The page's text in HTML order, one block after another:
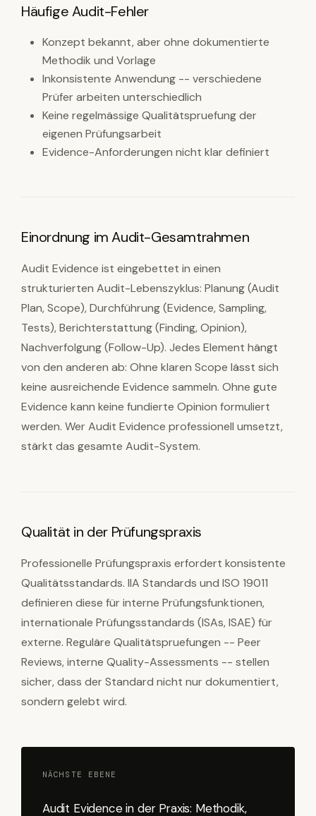
Häufige Audit-Fehler
Konzept bekannt, aber ohne dokumentierte
Methodik und Vorlage
Inkonsistente Anwendung -- verschiedene
Prüfer arbeiten unterschiedlich
Keine regelmässige Qualitätspruefung der
eigenen Prüfungsarbeit
Evidence-Anforderungen nicht klar definiert
Einordnung im Audit-Gesamtrahmen
Audit Evidence ist eingebettet in einen
strukturierten Audit-Lebenszyklus: Planung (Audit
Plan, Scope), Durchführung (Evidence, Sampling,
Tests), Berichterstattung (Finding, Opinion),
Nachverfolgung (Follow-Up). Jedes Element hängt
von den anderen ab: Ohne klaren Scope lässt sich
keine ausreichende Evidence sammeln. Ohne gute
Evidence kann keine fundierte Opinion formuliert
werden. Wer Audit Evidence professionell umsetzt,
stärkt das gesamte Audit-System.
Qualität in der Prüfungspraxis
Professionelle Prüfungspraxis erfordert konsistente
Qualitätsstandards. IIA Standards und ISO 19011
definieren diese für interne Prüfungsfunktionen,
internationale Prüfungsstandards (ISAs, ISAE) für
externe. Reguläre Qualitätspruefungen -- Peer
Reviews, interne Quality-Assessments -- stellen
sicher, dass der Standard nicht nur dokumentiert,
sondern gelebt wird.
NÄCHSTE EBENE
Audit Evidence in der Praxis: Methodik,